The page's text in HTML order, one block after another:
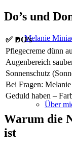
Melanie
Über
Do’s und
✅ DO’s
Pflegecreme dünn
Augenbereich
Sonnenschutz
Bei Fragen:
Geduld haben –
Warum die
ist